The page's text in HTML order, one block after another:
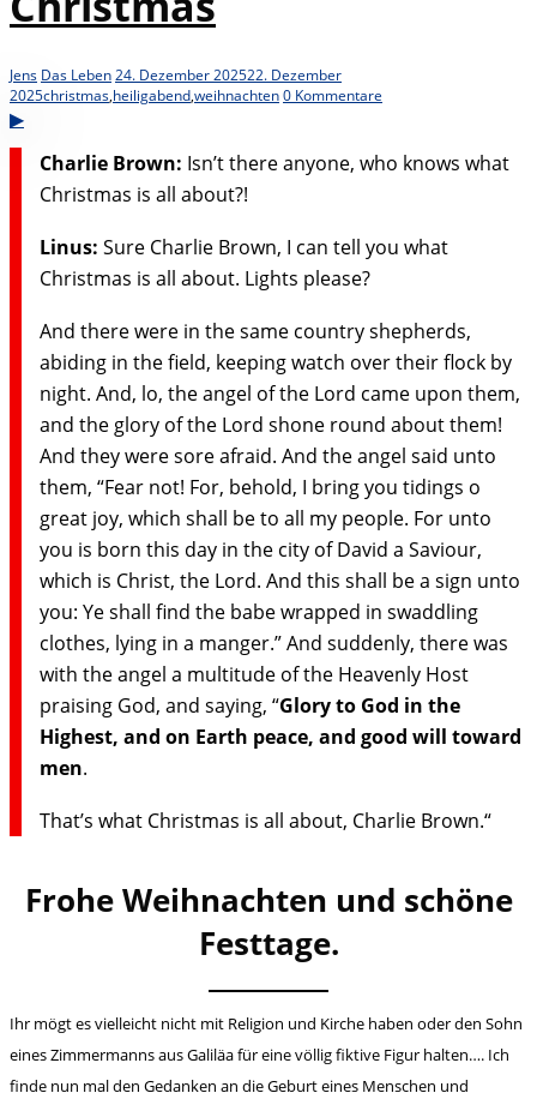
Jens Das Leben24. Dezember 202522. Dezember
2025christmas,heiligabend,weihnachten0 Kommentare
Charlie Brown: Isn’t there anyone, who knows what
Christmas is all about?!
Linus: Sure Charlie Brown, I can tell you what
Christmas is all about. Lights please?
And there were in the same country shepherds,
abiding in the field, keeping watch over their flock by
night. And, lo, the angel of the Lord came upon them,
and the glory of the Lord shone round about them!
And they were sore afraid. And the angel said unto
them, “Fear not! For, behold, I bring you tidings o
great joy, which shall be to all my people. For unto
you is born this day in the city of David a Saviour,
which is Christ, the Lord. And this shall be a sign unto
you: Ye shall find the babe wrapped in swaddling
clothes, lying in a manger.” And suddenly, there was
with the angel a multitude of the Heavenly Host
praising God, and saying, “Glory to God in the
Highest, and on Earth peace, and good will toward
men.
That’s what Christmas is all about, Charlie Brown.“
Frohe Weihnachten und schöne
Festtage.
Ihr mögt es vielleicht nicht mit Religion und Kirche haben oder den Sohn
eines Zimmermanns aus Galiläa für eine völlig fiktive Figur halten…. Ich
finde nun mal den Gedanken an die Geburt eines Menschen und